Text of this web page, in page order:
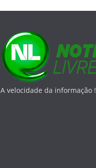
A velocidade da informação !